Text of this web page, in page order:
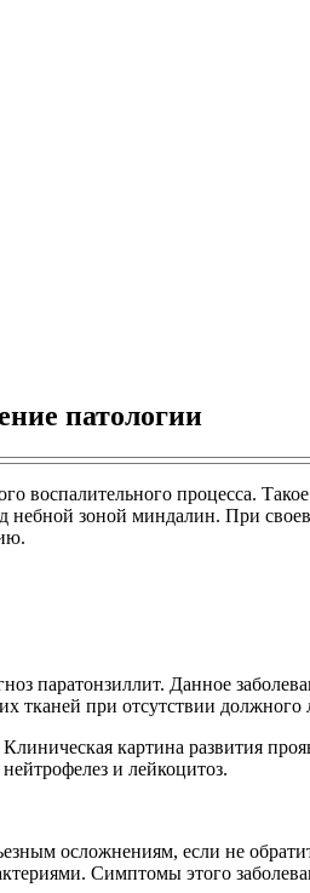
патологии
воспалительного процесса.
небной зоной миндалин. При
паратонзиллит. Данное
при отсутствии должного
картина развития
и лейкоцитоз.
осложнениям, если не
Симптомы этого